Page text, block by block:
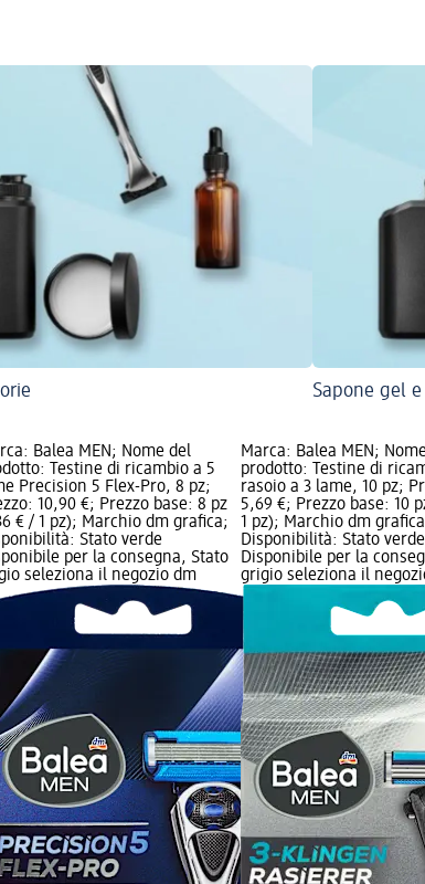
Sapone gel
Balea MEN; Nome del
Testine di ricambio a 5
Precision 5 Flex-Pro, 8 pz;
10,90 €; Prezzo base: 8 pz
€ / 1 pz); Marchio dm grafica;
Stato verde
per la consegna, Stato
seleziona il negozio dm
Marca: Balea MEN;
prodotto: Testine di
rasoio a 3 lame, 10 pz;
5,69 €; Prezzo base: 10
1 pz); Marchio dm
Disponibilità: Stato verde
Disponibile per la
grigio seleziona il